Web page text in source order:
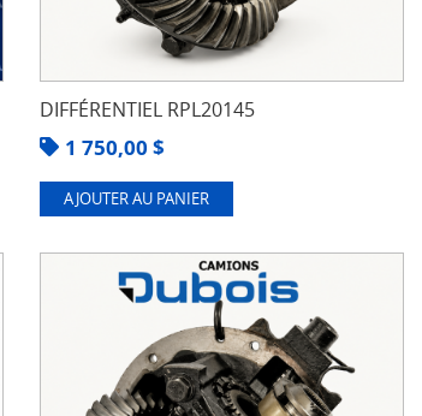
DIFFÉRENTIEL RPL20145
1 750,00 $
AJOUTER AU PANIER